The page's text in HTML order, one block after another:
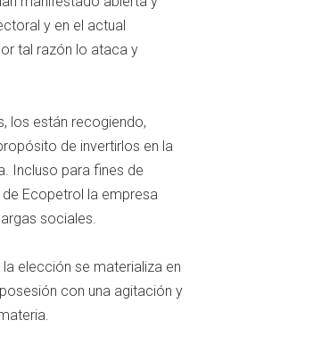
y en el actual
tal razón lo ataca y
los están recogiendo,
de invertirlos en la
Incluso para fines de
Ecopetrol la empresa
sociales.
elección se materializa en
con una agitación y